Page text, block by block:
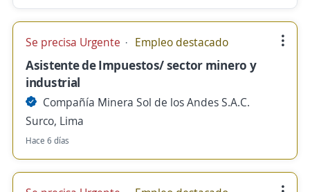
Se precisa Urgente Empleo destacado
Asistente de Impuestos/ sector minero y
industrial
Compañía Minera Sol de los Andes S.A.C.
Surco, Lima
Hace 6 días